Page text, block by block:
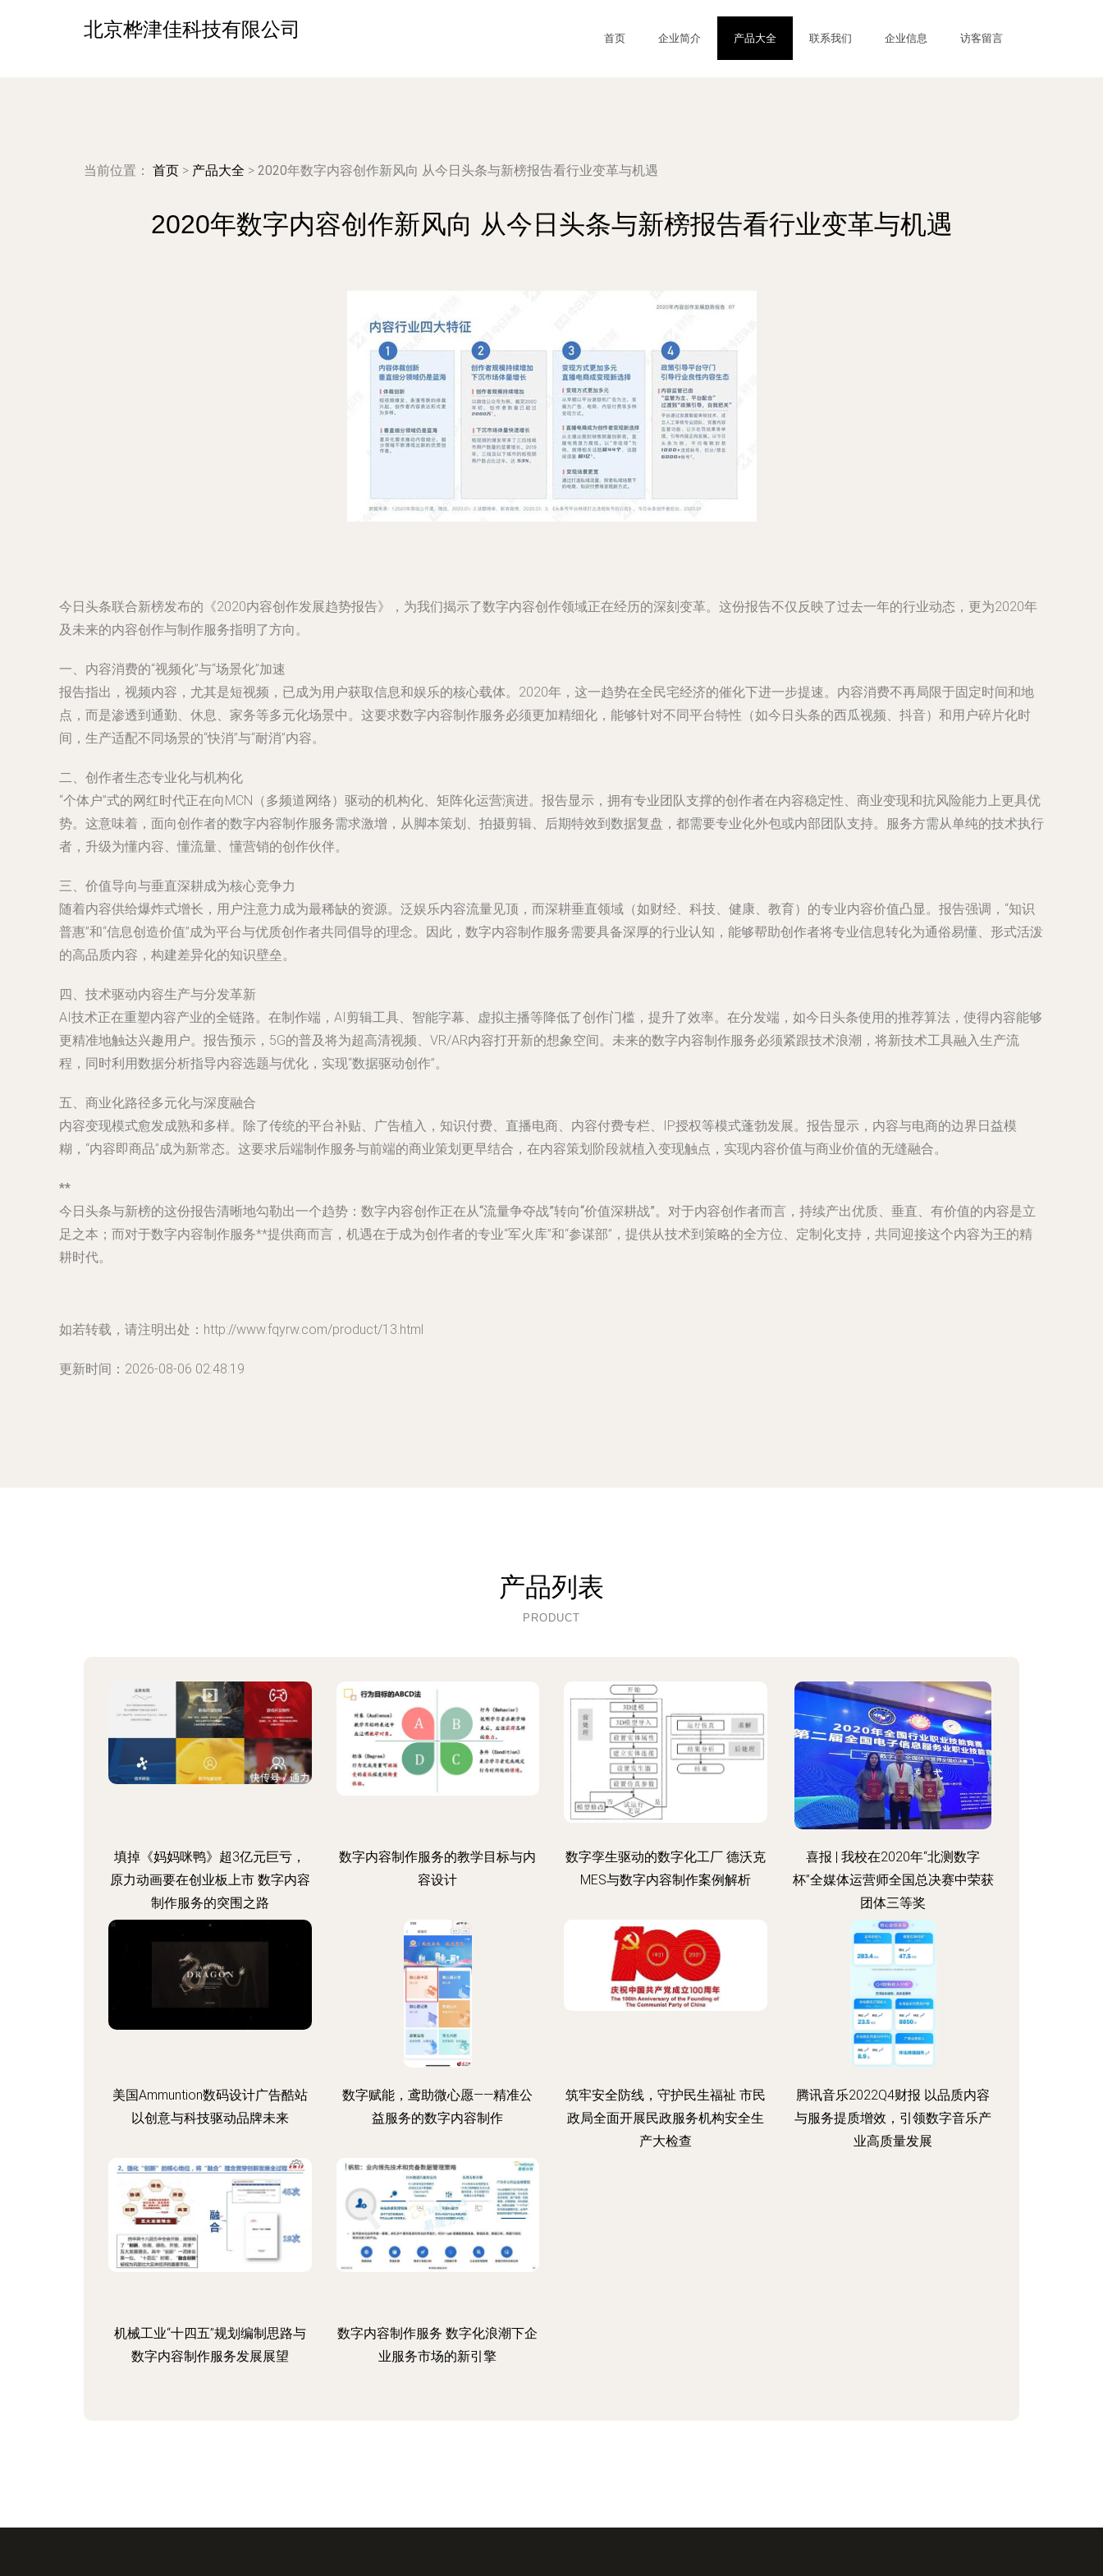
北京桦津佳科技有限公司 首页 企业简介 产品大全 联系我们 企业信息 访客留言
当前位置： 首页 > 产品大全 > 2020年数字内容创作新风向 从今日头条与新榜报告看行业变革与机遇
2020年数字内容创作新风向 从今日头条与新榜报告看行业变革与机遇
今日头条联合新榜发布的《2020内容创作发展趋势报告》，为我们揭示了数字内容创作领域正在经历的深刻变革。这份报告不仅反映了过去一年的行业动态，更为2020年
及未来的内容创作与制作服务指明了方向。
一、内容消费的“视频化”与“场景化”加速
报告指出，视频内容，尤其是短视频，已成为用户获取信息和娱乐的核心载体。2020年，这一趋势在全民宅经济的催化下进一步提速。内容消费不再局限于固定时间和地
点，而是渗透到通勤、休息、家务等多元化场景中。这要求数字内容制作服务必须更加精细化，能够针对不同平台特性（如今日头条的西瓜视频、抖音）和用户碎片化时
间，生产适配不同场景的“快消”与“耐消”内容。
二、创作者生态专业化与机构化
“个体户”式的网红时代正在向MCN（多频道网络）驱动的机构化、矩阵化运营演进。报告显示，拥有专业团队支撑的创作者在内容稳定性、商业变现和抗风险能力上更具优
势。这意味着，面向创作者的数字内容制作服务需求激增，从脚本策划、拍摄剪辑、后期特效到数据复盘，都需要专业化外包或内部团队支持。服务方需从单纯的技术执行
者，升级为懂内容、懂流量、懂营销的创作伙伴。
三、价值导向与垂直深耕成为核心竞争力
随着内容供给爆炸式增长，用户注意力成为最稀缺的资源。泛娱乐内容流量见顶，而深耕垂直领域（如财经、科技、健康、教育）的专业内容价值凸显。报告强调，“知识
普惠”和“信息创造价值”成为平台与优质创作者共同倡导的理念。因此，数字内容制作服务需要具备深厚的行业认知，能够帮助创作者将专业信息转化为通俗易懂、形式活泼
的高品质内容，构建差异化的知识壁垒。
四、技术驱动内容生产与分发革新
AI技术正在重塑内容产业的全链路。在制作端，AI剪辑工具、智能字幕、虚拟主播等降低了创作门槛，提升了效率。在分发端，如今日头条使用的推荐算法，使得内容能够
更精准地触达兴趣用户。报告预示，5G的普及将为超高清视频、VR/AR内容打开新的想象空间。未来的数字内容制作服务必须紧跟技术浪潮，将新技术工具融入生产流
程，同时利用数据分析指导内容选题与优化，实现“数据驱动创作”。
五、商业化路径多元化与深度融合
内容变现模式愈发成熟和多样。除了传统的平台补贴、广告植入，知识付费、直播电商、内容付费专栏、IP授权等模式蓬勃发展。报告显示，内容与电商的边界日益模
糊，“内容即商品”成为新常态。这要求后端制作服务与前端的商业策划更早结合，在内容策划阶段就植入变现触点，实现内容价值与商业价值的无缝融合。
**
今日头条与新榜的这份报告清晰地勾勒出一个趋势：数字内容创作正在从“流量争夺战”转向“价值深耕战”。对于内容创作者而言，持续产出优质、垂直、有价值的内容是立
足之本；而对于数字内容制作服务**提供商而言，机遇在于成为创作者的专业“军火库”和“参谋部”，提供从技术到策略的全方位、定制化支持，共同迎接这个内容为王的精
耕时代。
如若转载，请注明出处：http://www.fqyrw.com/product/13.html
更新时间：2026-08-06 02:48:19
产品列表
PRODUCT
填掉《妈妈咪鸭》超3亿元巨亏，
原力动画要在创业板上市 数字内容
制作服务的突围之路
数字内容制作服务的教学目标与内
容设计
数字孪生驱动的数字化工厂 德沃克
MES与数字内容制作案例解析
喜报 | 我校在2020年“北测数字
杯”全媒体运营师全国总决赛中荣获
团体三等奖
美国Ammuntion数码设计广告酷站
以创意与科技驱动品牌未来
数字赋能，鸢助微心愿——精准公
益服务的数字内容制作
筑牢安全防线，守护民生福祉 市民
政局全面开展民政服务机构安全生
产大检查
腾讯音乐2022Q4财报 以品质内容
与服务提质增效，引领数字音乐产
业高质量发展
机械工业“十四五”规划编制思路与
数字内容制作服务发展展望
数字内容制作服务 数字化浪潮下企
业服务市场的新引擎